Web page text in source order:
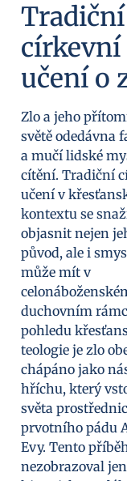
Tradiční
církevní
učení o
Zlo a jeho
světě odedávna
a mučí lidské
cítění. Tradiční
učení v
kontextu se
objasnit nejen
původ, ale i
může mít v
duchovním
pohledu
teologie je zlo
chápáno jako
hříchu, který
světa
prvotního pádu
Evy. Tento
nezobrazoval jen